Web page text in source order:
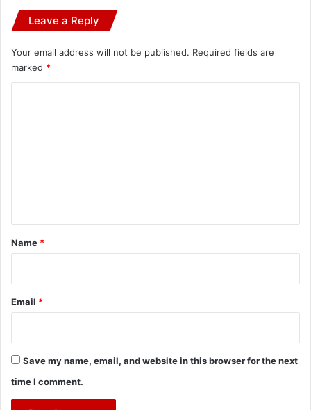
Leave a Reply
Your email address will not be published. Required fields are
marked *
*
Name *
Email *
Save my name, email, and website in this browser for the next
time I comment.